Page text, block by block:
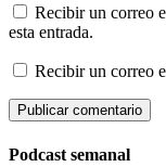
Recibir un correo
esta entrada.
Recibir un correo
Podcast semanal